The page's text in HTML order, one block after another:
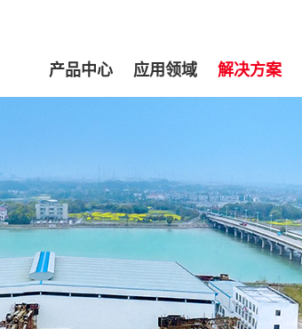
产品中心 应用领域 解决方案